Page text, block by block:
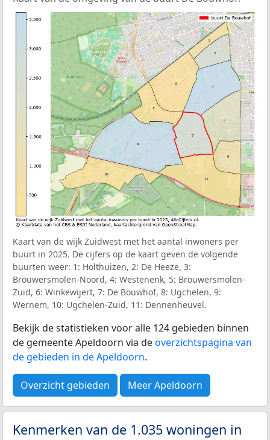
Kaart van de wijk Zuidwest met het aantal inwoners per
buurt in 2025. De cijfers op de kaart geven de volgende
buurten weer: 1: Holthuizen, 2: De Heeze, 3:
Brouwersmolen-Noord, 4: Westenenk, 5: Brouwersmolen-
Zuid, 6: Winkewijert, 7: De Bouwhof, 8: Ugchelen, 9:
Wernem, 10: Ugchelen-Zuid, 11: Dennenheuvel.
Bekijk de statistieken voor alle 124 gebieden binnen
de gemeente Apeldoorn via deoverzichtspagina van
de gebieden in de Apeldoorn.
Overzicht gebieden Meer Apeldoorn
Kenmerken van de 1.035 woningen in